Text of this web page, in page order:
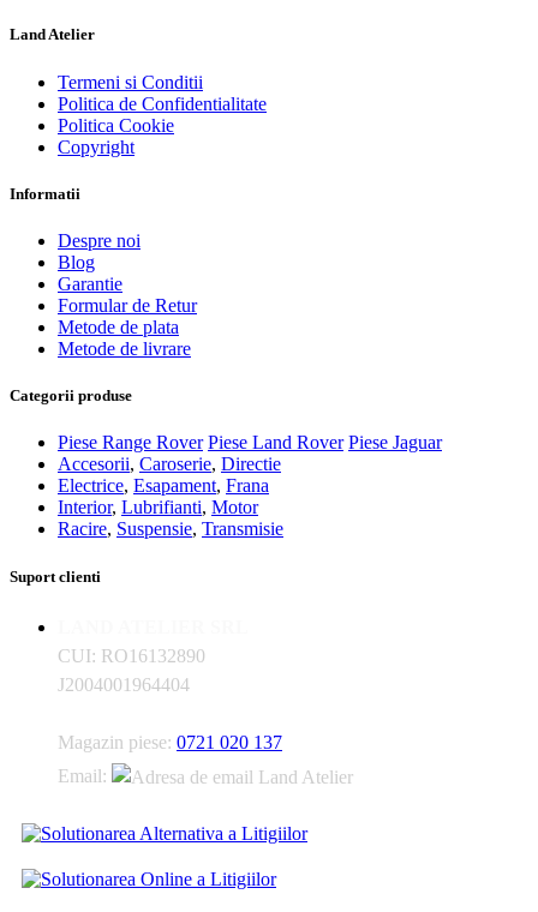
Land Atelier
Termeni si Conditii
Politica de Confidentialitate
Politica Cookie
Copyright
Informatii
Despre noi
Blog
Garantie
Formular de Retur
Metode de plata
Metode de livrare
Categorii produse
Piese Range Rover Piese Land Rover Piese Jaguar
Accesorii, Caroserie, Directie
Electrice, Esapament, Frana
Interior, Lubrifianti, Motor
Racire, Suspensie, Transmisie
Suport clienti
CUI: RO16132890
J2004001964404
Magazin piese: 0721 020 137
Email: